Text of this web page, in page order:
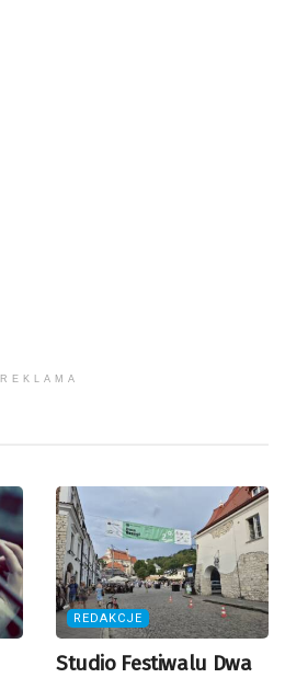
REKLAMA
REDAKCJE
Studio Festiwalu Dwa